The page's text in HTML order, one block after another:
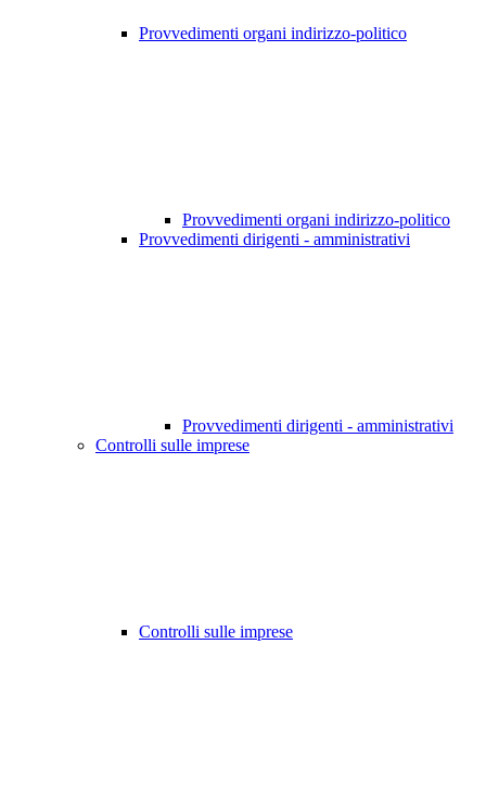
Provvedimenti organi indirizzo-politico
Provvedimenti organi indirizzo-politico
Provvedimenti dirigenti - amministrativi
Provvedimenti dirigenti - amministrativi
Controlli sulle imprese
Controlli sulle imprese